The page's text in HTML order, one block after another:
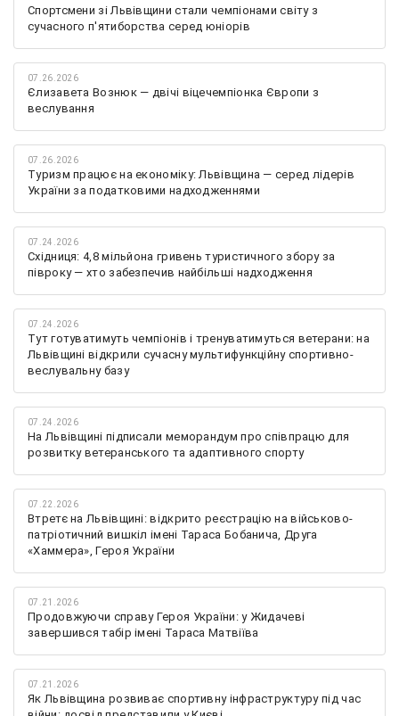
Спортсмени зі Львівщини стали чемпіонами світу з
сучасного п'ятиборства серед юніорів
07.26.2026
Єлизавета Вознюк — двічі віцечемпіонка Європи з
веслування
07.26.2026
Туризм працює на економіку: Львівщина — серед лідерів
України за податковими надходженнями
07.24.2026
Східниця: 4,8 мільйона гривень туристичного збору за
півроку — хто забезпечив найбільші надходження
07.24.2026
Тут готуватимуть чемпіонів і тренуватимуться ветерани: на
Львівщині відкрили сучасну мультифункційну спортивно-
веслувальну базу
07.24.2026
На Львівщині підписали меморандум про співпрацю для
розвитку ветеранського та адаптивного спорту
07.22.2026
Втретє на Львівщині: відкрито реєстрацію на військово-
патріотичний вишкіл імені Тараса Бобанича, Друга
«Хаммера», Героя України
07.21.2026
Продовжуючи справу Героя України: у Жидачеві
завершився табір імені Тараса Матвіїва
07.21.2026
Як Львівщина розвиває спортивну інфраструктуру під час